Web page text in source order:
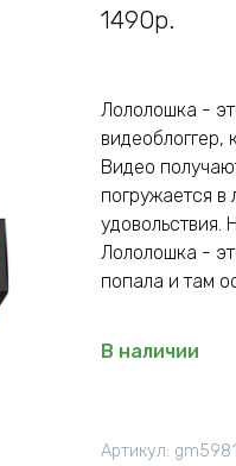
1490р.
Лололошка -
видеоблоггер,
Видео
погружается в
удовольствия.
Лололошка -
попала и там
В наличии
Артикул: